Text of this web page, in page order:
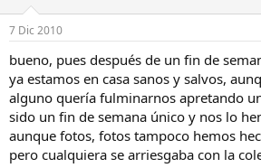
7 Dic 2010
bueno, pues después de un fin de
ya estamos en casa sanos y salvos,
alguno quería fulminarnos apretando
sido un fin de semana único y nos lo
aunque fotos, fotos tampoco hemos
pero cualquiera se arriesgaba con la